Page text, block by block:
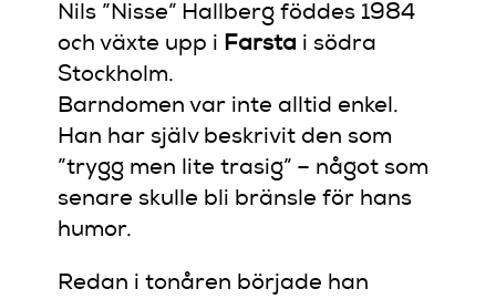
Nils ”Nisse” Hallberg föddes 1984
och växte upp i Farsta i södra
Stockholm.
Barndomen var inte alltid enkel.
Han har själv beskrivit den som
”trygg men lite trasig” – något som
senare skulle bli bränsle för hans
humor.
Redan i tonåren började han